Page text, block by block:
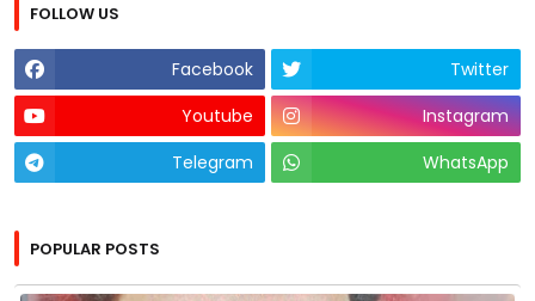
FOLLOW US
Facebook
Twitter
Youtube
Instagram
Telegram
WhatsApp
POPULAR POSTS